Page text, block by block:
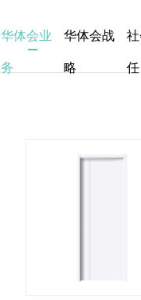
华体会业
务
华体会战
略 任